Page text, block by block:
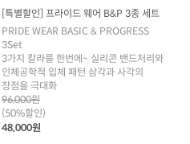
[특별할인] 프라이드 웨어 B&P 3종 세트
PRIDE WEAR BASIC & PROGRESS
3Set
3가지 칼라를 한번에~ 실리콘 밴드처리와
인체공학적 입체 패턴 삼각과 사각의
장점을 극대화
96,000원
(50%할인)
48,000원